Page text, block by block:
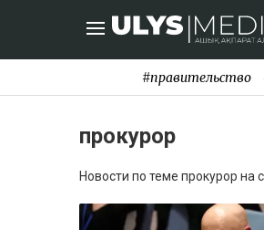
#правительство
прокурор
Новости по теме прокурор на